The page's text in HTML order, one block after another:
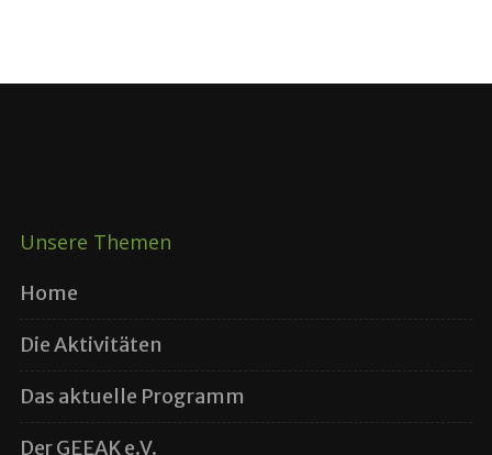
Unsere Themen
Home
Die Aktivitäten
Das aktuelle Programm
Der GEEAK e.V.